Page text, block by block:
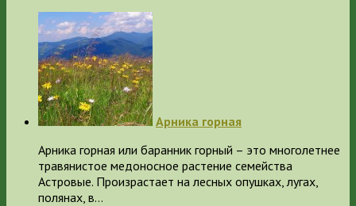
Арника горная
Арника горная или баранник горный – это многолетнее
травянистое медоносное растение семейства
Астровые. Произрастает на лесных опушках, лугах,
полянах, в…